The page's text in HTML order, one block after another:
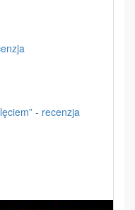
- recenzja